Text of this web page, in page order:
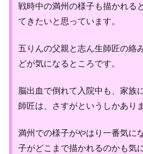
戦時中の満州の様子も描かれる
てきたいと思っています。
五りんの父親と志ん生師匠の絡
どが気になるところです。
脳出血で倒れて入院中も、家族
師匠は、さすがというしかあり
満州での様子がやはり一番気に
子がどこまで描かれるのかも気